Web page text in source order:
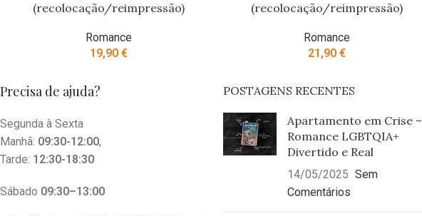
(recolocação/reimpressão)
Romance
19,90€
(recolocação/reimpressão)
Romance
21,90 €
Precisa de ajuda?
Segunda à Sexta
Manhã: 09:30-12:00,
Tarde: 12:30-18:30
Sábado 09:30–13:00
POSTAGENS RECENTES
Apartamento em Crise –
Romance LGBTQIA+
Divertido e Real
14/05/2025 Sem
Comentários